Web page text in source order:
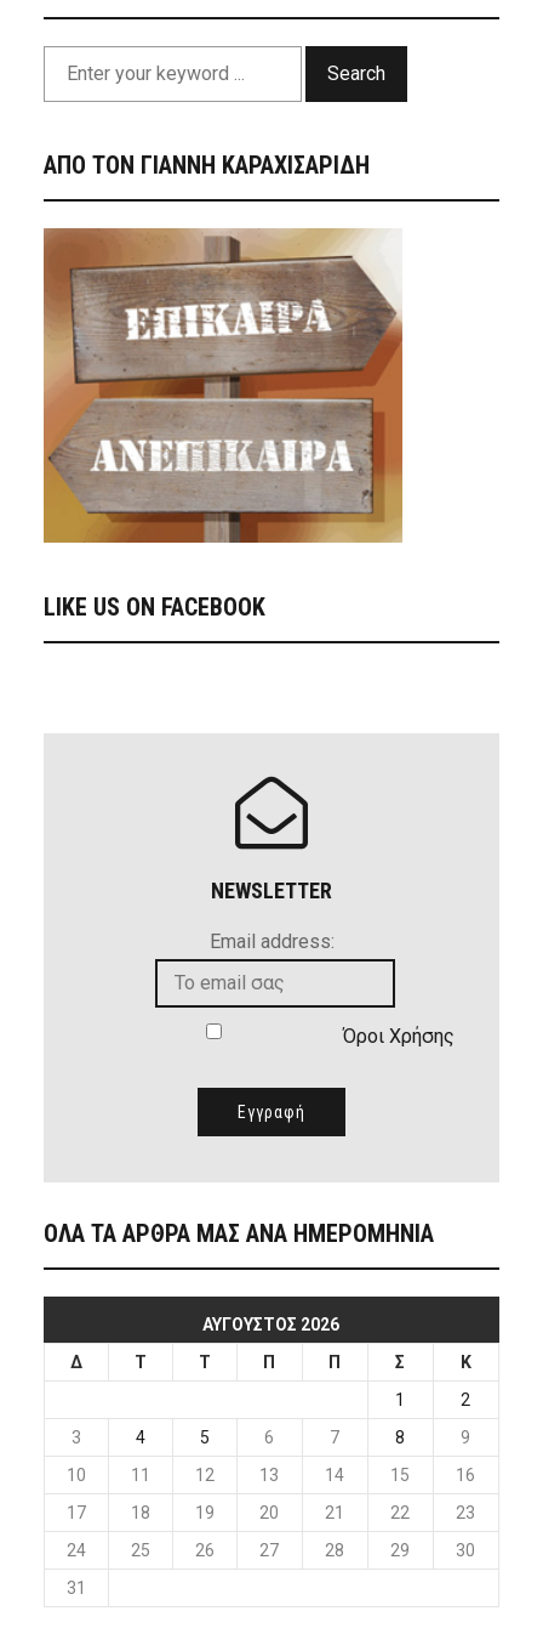
Search
ΑΠΟ ΤΟΝ ΓΙΑΝΝΗ ΚΑΡΑΧΙΣΑΡΙΔΗ
LIKE US ON FACEBOOK
NEWSLETTER
Email address:
Όροι Χρήσης
ΟΛΑ ΤΑ ΑΡΘΡΑ ΜΑΣ ΑΝΑ ΗΜΕΡΟΜΗΝΙΑ
ΑΎΓΟΥΣΤΟΣ 2026
Δ
Τ Τ Π Π Σ
Κ
1
2
3
4 5 6 7 8
9
10
11 12 13 14 15
16
17
18 19 20 21 22
23
24
25 26 27 28 29
30
31